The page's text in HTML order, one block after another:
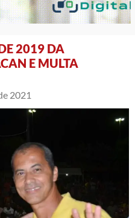
2019 DA
E MULTA
2021